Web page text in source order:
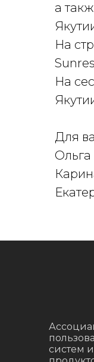
а
На
На
Для
Ольга
систем